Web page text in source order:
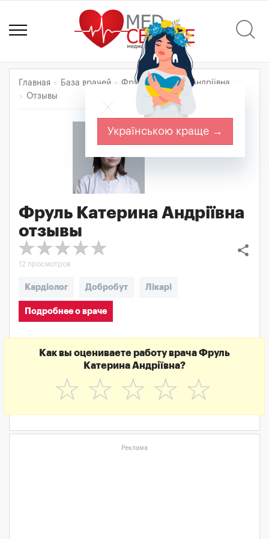
Главная База врачей
Фруль Катерина Андріївна
Отзывы
Фруль Катерина Андріївна
отзывы
share
12 просмотров
Кардіолог Добробут Лікарі
Подробнее о враче
Как вы оцениваете работу врача Фруль
Катерина Андріївна?
☆
☆
☆
☆
☆
Реклама
Українською краще →